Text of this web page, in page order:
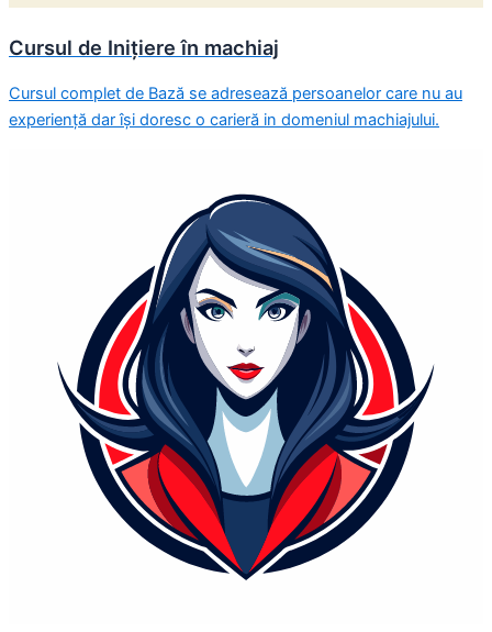
Cursul de Inițiere în machiaj
Cursul complet de Bază se adresează persoanelor care nu au
experiență dar își doresc o carieră in domeniul machiajului.